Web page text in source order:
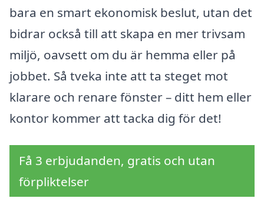
bara en smart ekonomisk beslut, utan det
bidrar också till att skapa en mer trivsam
miljö, oavsett om du är hemma eller på
jobbet. Så tveka inte att ta steget mot
klarare och renare fönster – ditt hem eller
kontor kommer att tacka dig för det!
Få 3 erbjudanden, gratis och utan
förpliktelser